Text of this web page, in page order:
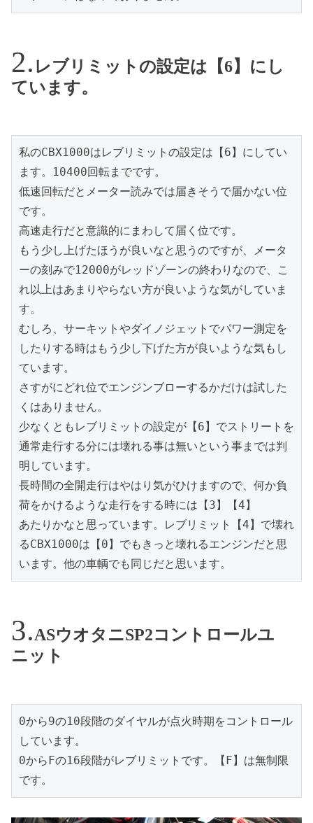
レブリミットの設定は【6】にし
ています。
私のCBX1000はレブリミットの設定は【6】にしてい
ます。10400回転までです。
低速回転だとメーター読みでは届きそうで届かない位
です。
高速走行だと意識的にまわして届く位です。
もう少し上げたほうが良いなと思うのですが、メータ
ーの刻みで12000がレッドゾーンの終わりなので、こ
れ以上はあまりやらない方が良いような気がしていま
す。
むしろ、サーキットやダイノジェットでパワー測定を
したりする時はもう少し下げた方が良いような気もし
ています。
さすがにどれ位でエンジンブローするかだけは試した
くはありません。
少なくともレブリミットの設定が【6】でストリートを
通常走行する分には壊れる事は無いという事までは判
明しています。
長時間の全開走行はやはり気がひけますので、何か負
荷をかけるような走行をする時には【3】【4】
あたりかなと思っています。レブリミット【4】で壊れ
るCBX1000は【0】でもきっと壊れるエンジンだと思
います。他の車輌でも同じだと思います。
ASウオタニSP2コントロールユ
ニット
0から9の10段階のダイヤルが点火時期をコントロール
しています。
0からFの16段階がレブリミットです。【F】は無制限
です。